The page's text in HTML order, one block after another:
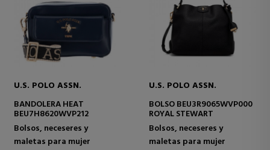
U.S. POLO ASSN.
BANDOLERA HEAT
BEU7H8620WVP212
Bolsos, neceseres y
maletas para mujer
U.S. POLO ASSN.
BOLSO BEU3R9065WVP000
ROYAL STEWART
Bolsos, neceseres y
maletas para mujer